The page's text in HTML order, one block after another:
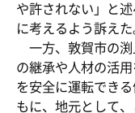
や許されない」と
に考えるよう訴えた
一方、敦賀市の渕
の継承や人材の活
を安全に運転でき
もに、地元として